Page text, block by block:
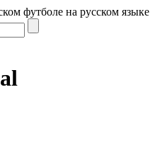
футболе на русском языке